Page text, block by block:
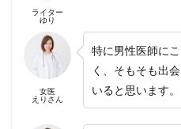
ライター
ゆり
女医
えりさん
特に男性医師に
く、そもそも出
いると思います。